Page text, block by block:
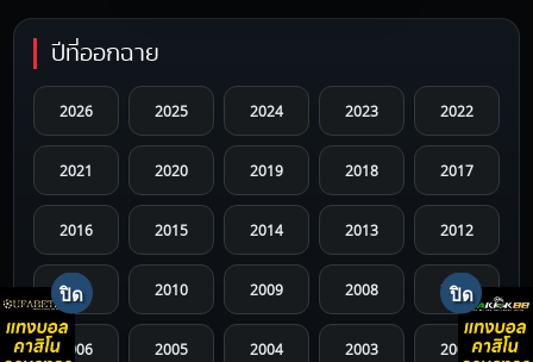
ปีที่ออกฉาย
2026 2025 2024 2023 2022
2021 2020 2019 2018 2017
2016 2015 2014 2013 2012
2011 2010 2009 2008 2007
2006 2005 2004 2003 2002